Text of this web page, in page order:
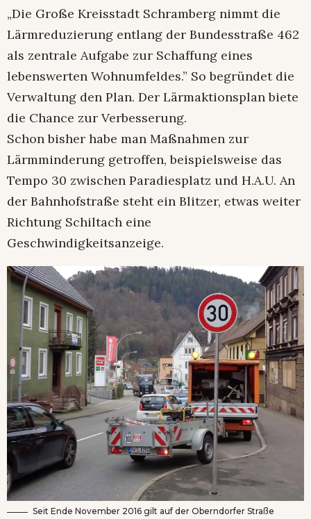
„Die Große Kreisstadt Schramberg nimmt die
Lärmreduzierung entlang der Bundesstraße 462
als zentrale Aufgabe zur Schaffung eines
lebenswerten Wohnumfeldes.” So begründet die
Verwaltung den Plan. Der Lärmaktionsplan biete
die Chance zur Verbesserung.
Schon bisher habe man Maßnahmen zur
Lärmminderung getroffen, beispielsweise das
Tempo 30 zwischen Paradiesplatz und H.A.U. An
der Bahnhofstraße steht ein Blitzer, etwas weiter
Richtung Schiltach eine
Geschwindigkeitsanzeige.
Seit Ende November 2016 gilt auf der Oberndorfer Straße